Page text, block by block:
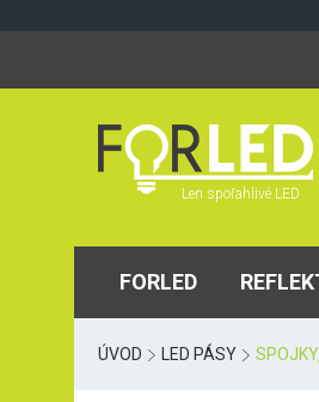
to
Len spoľahlivé LED
FORLED
ÚVOD LED PÁSY